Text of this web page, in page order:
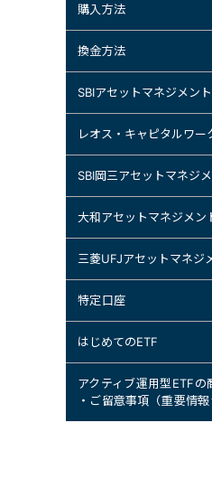
購入方法
換金方法
SBIアセットマネジメント
レオス・キャピタルワー
SBI岡三アセットマネジ
大和アセットマネジメン
三菱UFJアセットマネジ
特定口座
はじめてのETF
アクティブ運用型ETFの
・ご留意事項（重要情報